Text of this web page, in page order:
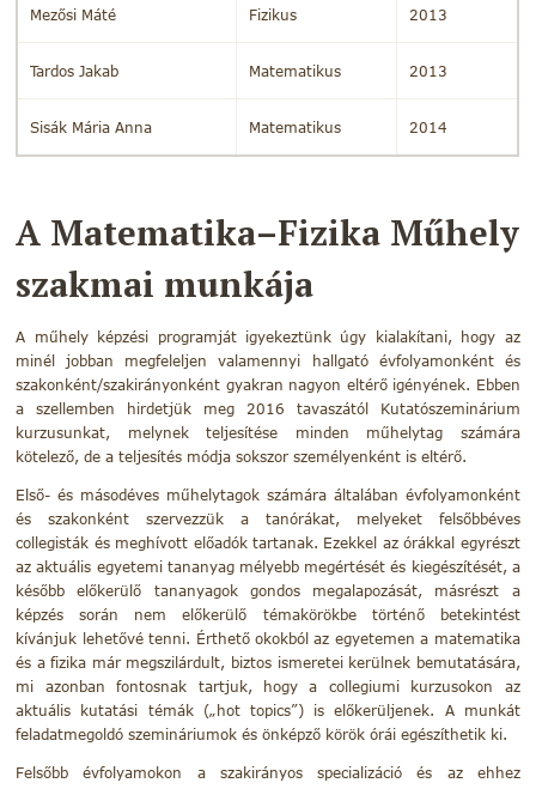
Mezősi Máté Fizikus 2013
Tardos Jakab Matematikus 2013
Sisák Mária Anna Matematikus 2014
A Matematika–Fizika Műhely
szakmai munkája
A műhely képzési programját igyekeztünk úgy kialakítani, hogy az
minél jobban megfeleljen valamennyi hallgató évfolyamonként és
szakonként/szakirányonként gyakran nagyon eltérő igényének. Ebben
a szellemben hirdetjük meg 2016 tavaszától Kutatószeminárium
kurzusunkat, melynek teljesítése minden műhelytag számára
kötelező, de a teljesítés módja sokszor személyenként is eltérő.
Első- és másodéves műhelytagok számára általában évfolyamonként
és szakonként szervezzük a tanórákat, melyeket felsőbbéves
collegisták és meghívott előadók tartanak. Ezekkel az órákkal egyrészt
az aktuális egyetemi tananyag mélyebb megértését és kiegészítését, a
később előkerülő tananyagok gondos megalapozását, másrészt a
képzés során nem előkerülő témakörökbe történő betekintést
kívánjuk lehetővé tenni. Érthető okokból az egyetemen a matematika
és a fizika már megszilárdult, biztos ismeretei kerülnek bemutatására,
mi azonban fontosnak tartjuk, hogy a collegiumi kurzusokon az
aktuális kutatási témák („hot topics”) is előkerüljenek. A munkát
feladatmegoldó szemináriumok és önképző körök órái egészíthetik ki.
Felsőbb évfolyamokon a szakirányos specializáció és az ehhez